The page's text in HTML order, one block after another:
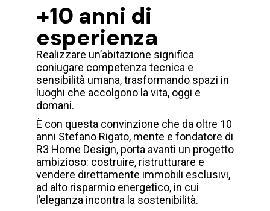
+10 anni di
esperienza
Realizzare un’abitazione significa
coniugare competenza tecnica e
sensibilità umana, trasformando spazi in
luoghi che accolgono la vita, oggi e
domani.
È con questa convinzione che da oltre 10
anni Stefano Rigato, mente e fondatore di
R3 Home Design, porta avanti un progetto
ambizioso: costruire, ristrutturare e
vendere direttamente immobili esclusivi,
ad alto risparmio energetico, in cui
l’eleganza incontra la sostenibilità.